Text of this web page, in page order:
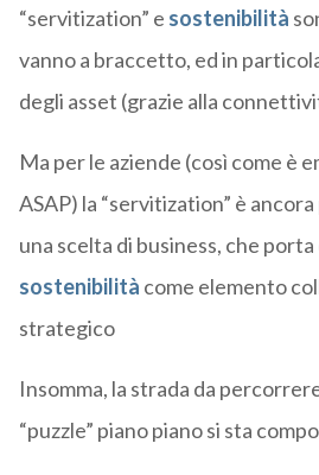
“servitization” e sostenibilità
vanno a braccetto, ed in
degli asset (grazie alla
Ma per le aziende (così come è
ASAP) la “servitization” è
una scelta di business, che
sostenibilità come elemento
strategico
Insomma, la strada da
“puzzle” piano piano si sta